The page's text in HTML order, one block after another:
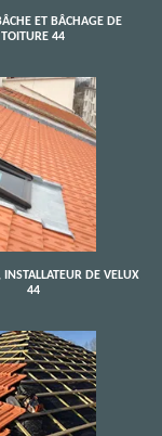
ET BÂCHAGE DE
TOITURE 44
INSTALLATEUR DE VELUX
44